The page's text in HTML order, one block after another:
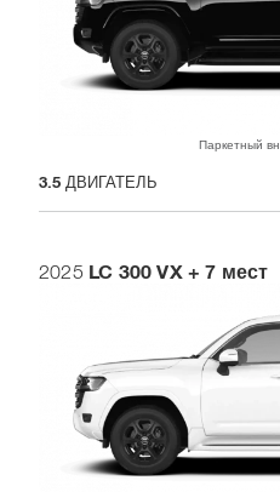
Паркетный
3.5 ДВИГАТЕЛЬ
2025 LC 300 VX + 7 мест